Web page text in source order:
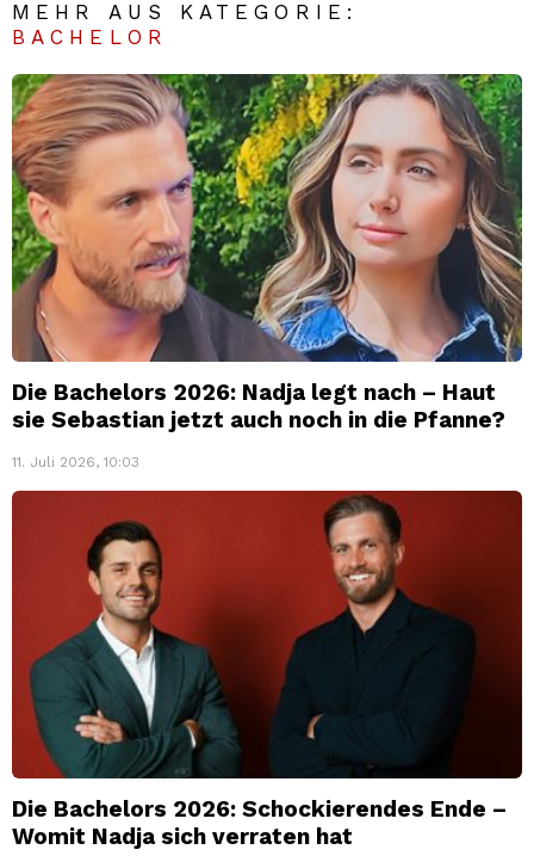
MEHR AUS KATEGORIE:
BACHELOR
Die Bachelors 2026: Nadja legt nach – Haut
sie Sebastian jetzt auch noch in die Pfanne?
11. Juli 2026, 10:03
Die Bachelors 2026: Schockierendes Ende –
Womit Nadja sich verraten hat